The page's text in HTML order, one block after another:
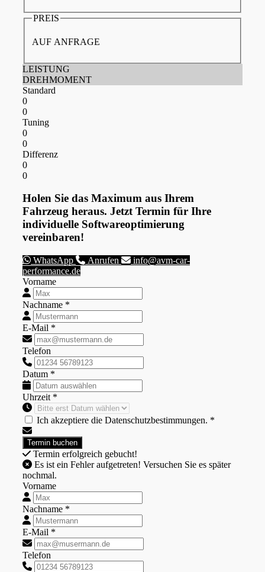
PREIS
AUF ANFRAGE
LEISTUNG
DREHMOMENT
Standard
0
0
Tuning
0
0
Differenz
0
0
Holen Sie das Maximum aus Ihrem
Fahrzeug heraus. Jetzt Termin für Ihre
individuelle Softwareoptimierung
vereinbaren!
WhatsApp Anrufen
info@avm-car-
performance.de
Vorname
Nachname *
E-Mail *
Telefon
Datum *
Uhrzeit *
Ich akzeptiere die Datenschutzbestimmungen. *
Termin erfolgreich gebucht!
nochmal.
Vorname
Nachname *
E-Mail *
Telefon